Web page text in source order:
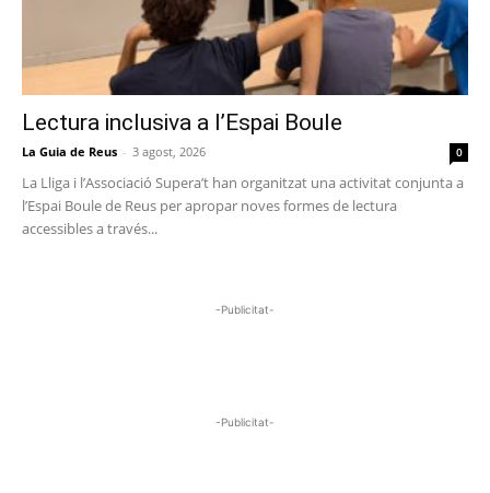
Lectura inclusiva a l’Espai Boule
La Guia de Reus - 3 agost, 2026 0
La Lliga i l’Associació Supera’t han organitzat una activitat conjunta a
l’Espai Boule de Reus per apropar noves formes de lectura
accessibles a través...
-Publicitat-
-Publicitat-